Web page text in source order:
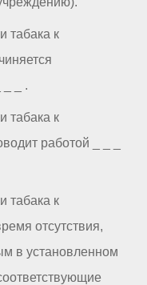
табака к
_ _ .
табака к
работой _ _ _
табака к
отсутствия,
в установленном